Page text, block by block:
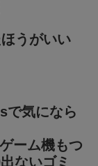
うがいい
で気になら
ーム機もつ
ないゴミ